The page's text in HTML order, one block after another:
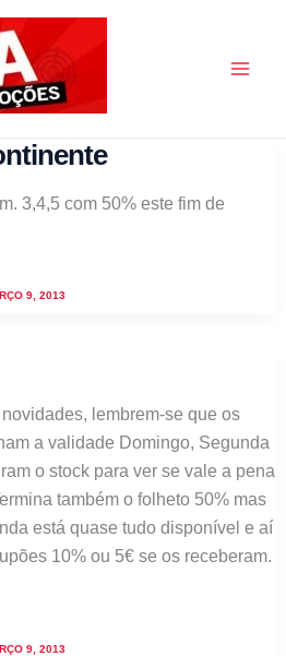
3,4,5 com 50% este fim de
9, 2013
lembrem-se que os
a validade Domingo, Segunda
o stock para ver se vale a pena
também o folheto 50% mas
está quase tudo disponível e aí
10% ou 5€ se os receberam.
9, 2013